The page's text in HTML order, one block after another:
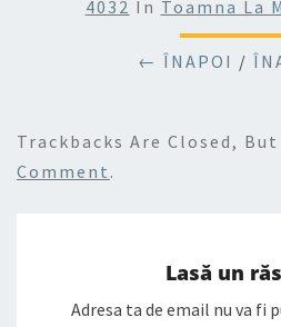
4032 In Toamna La
← ÎNAPOI /
Trackbacks Are Closed, But
Comment .
Lasă un
Adresa ta de email nu va fi